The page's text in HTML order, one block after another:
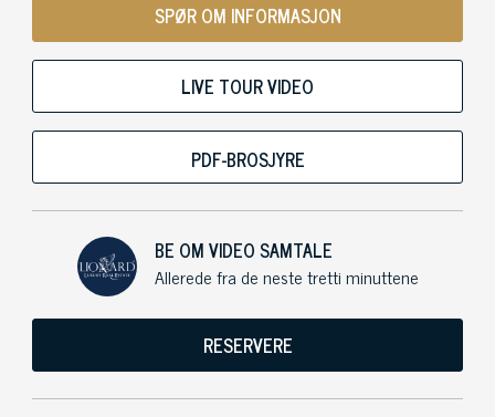
SPØR OM INFORMASJON
LIVE TOUR VIDEO
PDF-BROSJYRE
BE OM VIDEO SAMTALE
Allerede fra de neste tretti minuttene
RESERVERE